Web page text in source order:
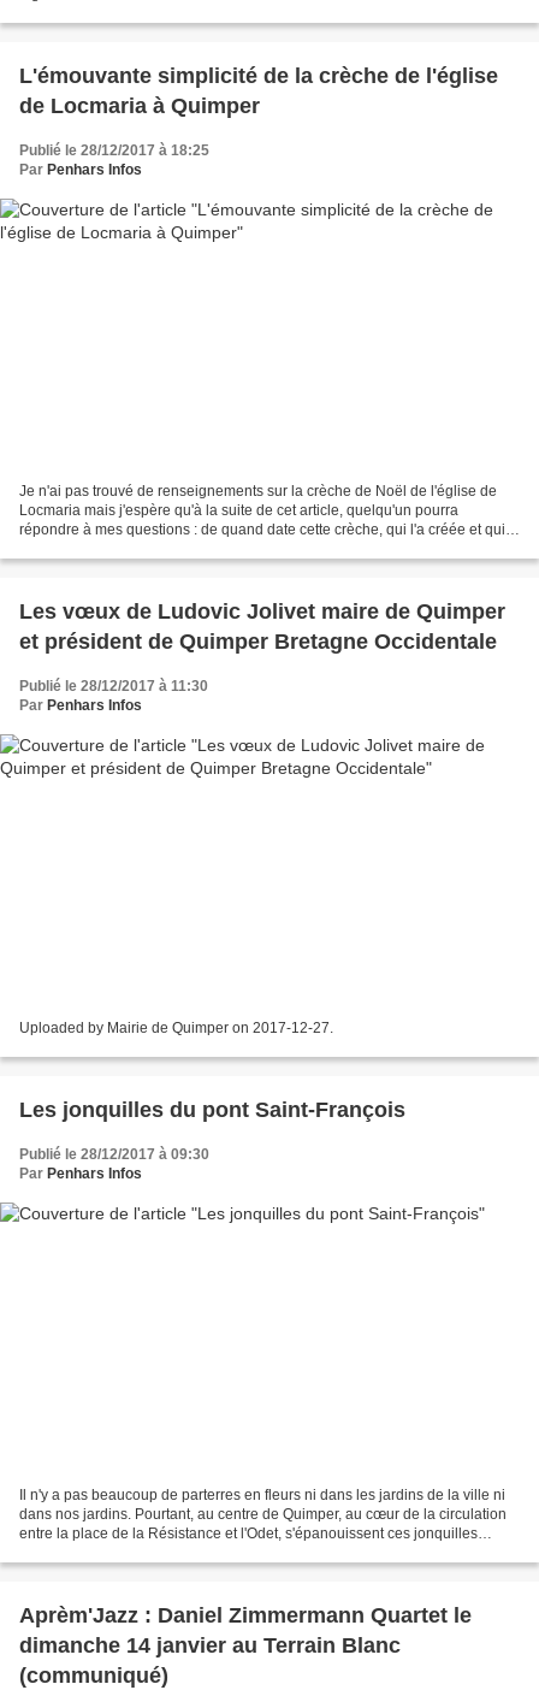
L'émouvante simplicité de la crèche de l'église
de Locmaria à Quimper
Publié le 28/12/2017 à 18:25
Par Penhars Infos
Je n'ai pas trouvé de renseignements sur la crèche de Noël de l'église de
Locmaria mais j'espère qu'à la suite de cet article, quelqu'un pourra
répondre à mes questions : de quand date cette crèche, qui l'a créée et qui
Les vœux de Ludovic Jolivet maire de Quimper
et président de Quimper Bretagne Occidentale
Publié le 28/12/2017 à 11:30
Par Penhars Infos
Uploaded by Mairie de Quimper on 2017-12-27.
Les jonquilles du pont Saint-François
Publié le 28/12/2017 à 09:30
Par Penhars Infos
Il n'y a pas beaucoup de parterres en fleurs ni dans les jardins de la ville ni
dans nos jardins. Pourtant, au centre de Quimper, au cœur de la circulation
entre la place de la Résistance et l'Odet, s'épanouissent ces jonquilles
Aprèm'Jazz : Daniel Zimmermann Quartet le
dimanche 14 janvier au Terrain Blanc
(communiqué)